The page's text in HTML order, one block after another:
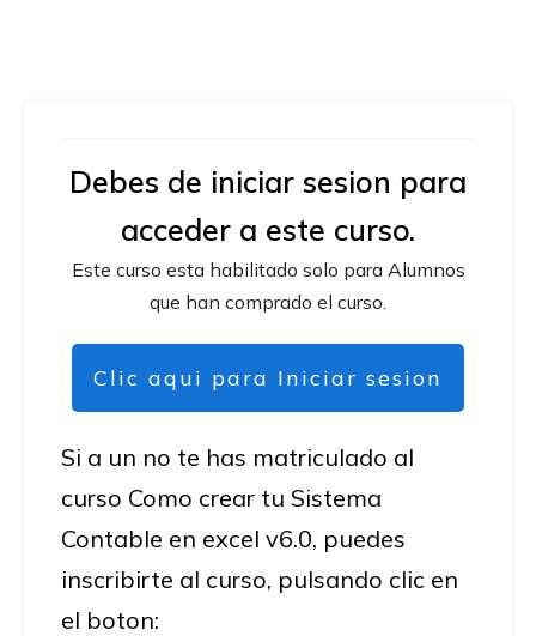
Debes de iniciar sesion para
acceder a este curso.
Este curso esta habilitado solo para Alumnos
que han comprado el curso.
Clic aqui para Iniciar sesion
Si a un no te has matriculado al
curso Como crear tu Sistema
Contable en excel v6.0, puedes
inscribirte al curso, pulsando clic en
el boton: